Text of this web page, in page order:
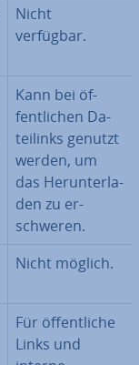
Nicht
verfügbar.
Kann bei öf­
fent­li­chen Da­
tei­links genutzt
werden, um
das Her­un­ter­la­
den zu er­
schwe­ren.
Nicht möglich.
Für öf­fent­li­che
Links und